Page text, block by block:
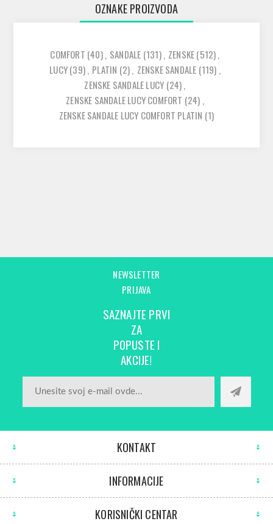
OZNAKE PROIZVODA
COMFORT (40), SANDALE (131), ZENSKE(512),
LUCY(39), PLATIN (2), ZENSKE SANDALE (119) ,
ZENSKE SANDALE LUCY (24),
ZENSKE SANDALE LUCY COMFORT (24) ,
ZENSKE SANDALE LUCY COMFORT PLATIN (1)
NEWSLETTER
PRIJAVA
SAZNAJTE PRVI
ZA
POPUSTE I
AKCIJE!
KONTAKT
INFORMACIJE
KORISNIČKI CENTAR